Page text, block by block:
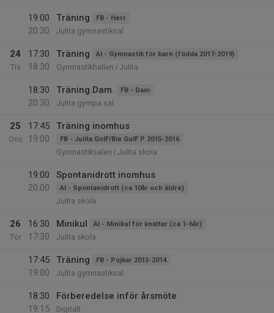
19:00
20:30
Träning FB - Herr
Julita gymnastiksal
24
Tis
17:30
18:30
Träning AI - Gymnastik för barn (födda 2017-2019)
Gymnastikhallen i Julita
18:30
20:30
Träning.Dam. FB - Dam
Julita gympa sal
25
Ons
17:45
19:00
Träning inomhus
FB - Julita GoIF/Bie GoIF P 2015-2016
Gymnastiksalen i Julita skola
19:00
20:00
Spontanidrott inomhus
AI - Spontanidrott (ca 10år och äldre)
Julita skola
26
Tor
16:30
17:30
Minikul AI - Minikul för knattar (ca 1-6år)
Julita skola
17:45
19:00
Träning FB - Pojkar 2013-2014
Julita gymnastiksal
18:30
19:15
Förberedelse inför årsmöte
Digitalt